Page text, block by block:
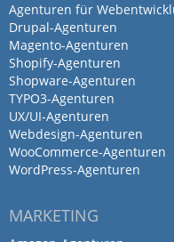
Agenturen für
Drupal-Agenturen
Magento-Agenturen
Shopify-Agenturen
Shopware-Agenturen
TYPO3-Agenturen
UX/UI-Agenturen
Webdesign-Agenturen
WooCommerce-Agenturen
WordPress-Agenturen
MARKETING